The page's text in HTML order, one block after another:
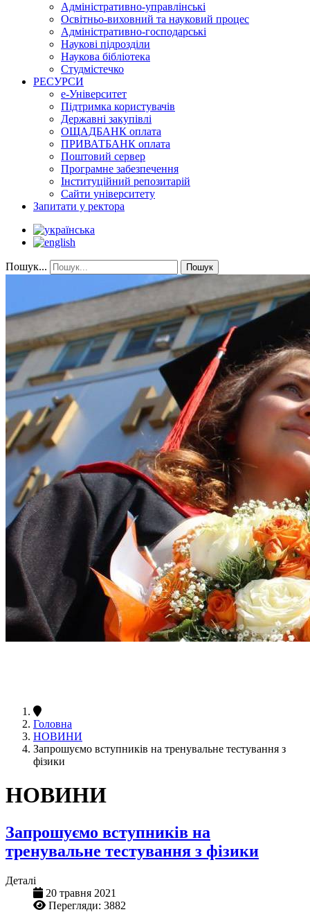
Адміністративно-управлінські
Освітньо-виховний та науковий процес
Адміністративно-господарські
Наукові підрозділи
Наукова бібліотека
Студмістечко
РЕСУРСИ
е-Університет
Підтримка користувачів
Державні закупівлі
ОЩАДБАНК оплата
ПРИВАТБАНК оплата
Поштовий сервер
Програмне забезпечення
Інституційний репозитарій
Сайти університету
Запитати у ректора
Пошук... Пошук
Головна
НОВИНИ
Запрошуємо вступників на тренувальне тестування з
фізики
НОВИНИ
Запрошуємо вступників на
тренувальне тестування з фізики
Деталі
20 травня 2021
Перегляди: 3882